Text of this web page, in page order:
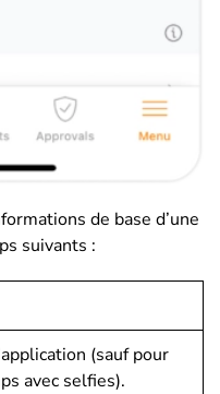
de base d’une
suivants :
(sauf pour
avec selfies).